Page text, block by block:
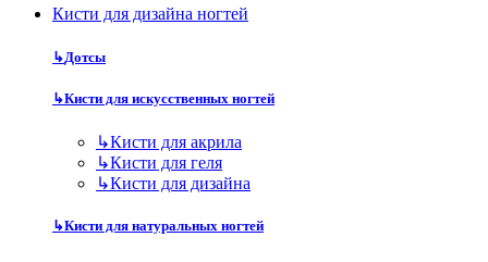
Кисти для дизайна ногтей
↳Дотсы
↳Кисти для искусственных ногтей
↳Кисти для акрила
↳Кисти для геля
↳Кисти для дизайна
↳Кисти для натуральных ногтей